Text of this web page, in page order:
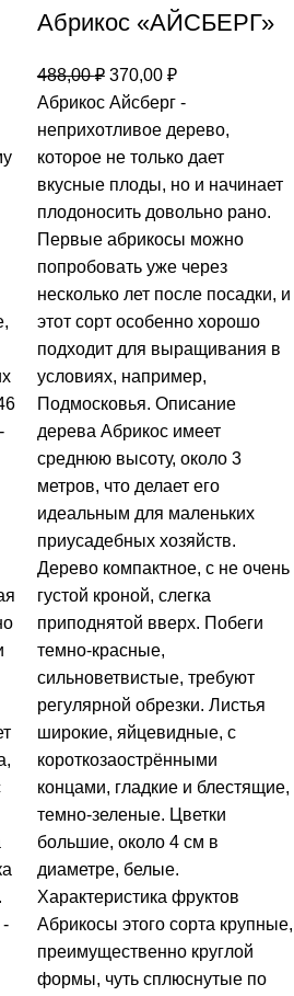
-
Абрикос «АЙСБЕРГ»
488,00₽ 370,00 ₽
Абрикос Айсберг -
неприхотливое дерево,
которое не только дает
вкусные плоды, но и начинает
плодоносить довольно рано.
Первые абрикосы можно
попробовать уже через
несколько лет после посадки, и
этот сорт особенно хорошо
подходит для выращивания в
условиях, например,
Подмосковья. Описание
дерева Абрикос имеет
среднюю высоту, около 3
метров, что делает его
идеальным для маленьких
приусадебных хозяйств.
Дерево компактное, с не очень
густой кроной, слегка
приподнятой вверх. Побеги
темно-красные,
сильноветвистые, требуют
регулярной обрезки. Листья
широкие, яйцевидные, с
короткозаострёнными
концами, гладкие и блестящие,
темно-зеленые. Цветки
большие, около 4 см в
диаметре, белые.
Характеристика фруктов
Абрикосы этого сорта крупные,
преимущественно круглой
формы, чуть сплюснутые по